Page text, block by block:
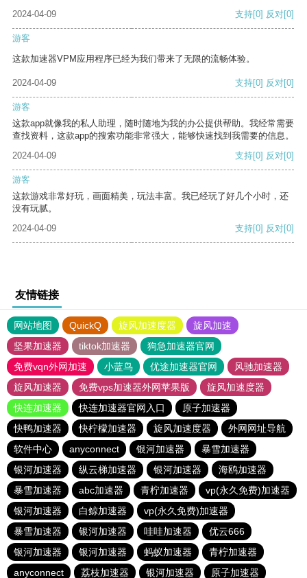
2024-04-09 支持[0] 反对[0]
游客
这款加速器VPM应用程序已经为我们带来了无限的流畅体验。
2024-04-09 支持[0] 反对[0]
游客
这款app就像我的私人助理，随时随地为我的办公提供帮助。我经常需要
查找资料，这款app的搜索功能非常强大，能够快速找到我需要的信息。
2024-04-09
支持[0] 反对[0]
游客
这款游戏非常好玩，画面精美，玩法丰富。我已经玩了好几个小时，还
没有玩腻。
2024-04-09
支持[0] 反对[0]
友情链接
网站地图 QuickQ 旋风加速度器
旋风加速
坚果加速器
tiktok加速器
狗急加速器官网
免费vqn外网加速
小蓝鸟 优途加速器官网
风驰加速器
旋风加速器
免费vps加速器外网苹果版
旋风加速度器
快连加速器
快连加速器官网入口
原子加速器
快鸭加速器
快柠檬加速器 旋风加速度器
外网网址导航
软件中心
anyconnect 银河加速器
暴雪加速器
银河加速器
纵云梯加速器 银河加速器
海鸥加速器
暴雪加速器
abc加速器 青柠加速器
vp(永久免费)加速器
银河加速器
白鲸加速器
vp(永久免费)加速器
暴雪加速器
银河加速器 哇哇加速器
优云666
银河加速器
银河加速器 蚂蚁加速器
青柠加速器
anyconnect
荔枝加速器 银河加速器 原子加速器